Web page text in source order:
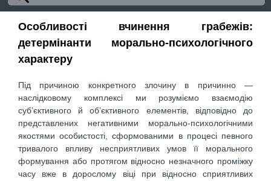
Особливості вчинення грабежів:
детермінанти морально-психологічного
характеру
Під причиною конкретного злочину в причинно —
наслідковому комплексі ми розуміємо взаємодію
суб’єктивного й об’єктивного елементів, відповідно до
представлених негативними морально-психологічними
якостями особистості, сформованими в процесі певного
тривалого впливу несприятливих умов її морального
формування або протягом відносно незначного проміжку
часу вже в дорослому віці при відносно сприятливих